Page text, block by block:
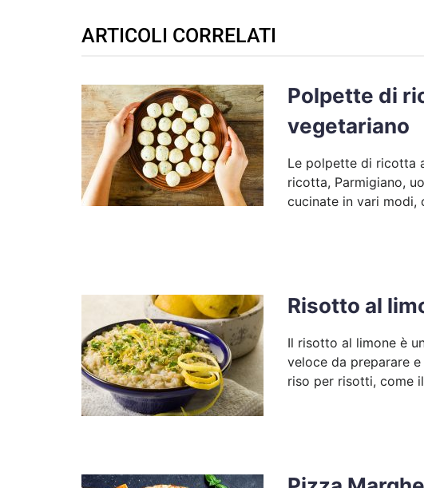
ARTICOLI CORRELATI
Polpette di
vegetariano
Le polpette di ricotta
ricotta, Parmigiano,
cucinate in vari modi,
Risotto al
Il risotto al limone è
veloce da preparare
riso per risotti, come